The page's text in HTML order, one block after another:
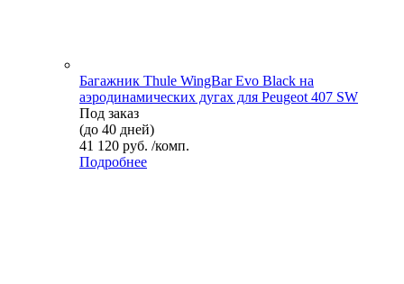
Багажник Thule WingBar Evo Black на
аэродинамических дугах для Peugeot 407 SW
Под заказ
(до 40 дней)
41 120 руб. /комп.
Подробнее